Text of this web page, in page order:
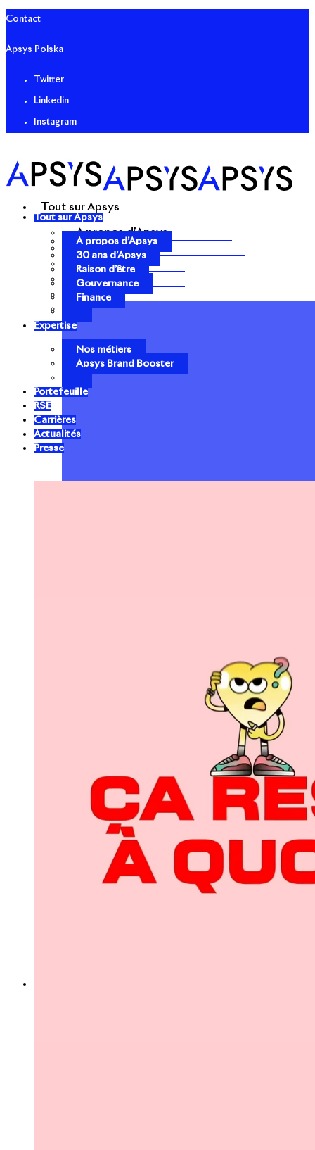
Contact
Apsys Polska
Twitter
Linkedin
Instagram
Tout sur Apsys
A propos d’Apsys
30 ans d’Apsys
Raison d’être
Gouvernance
Finance
Tout sur Apsys
A propos d’Apsys
30 ans d’Apsys
Raison d’être
Gouvernance
Finance
Expertise
Nos métiers
Apsys Brand Booster
Portefeuille
RSE
Carrières
Actualités
Presse